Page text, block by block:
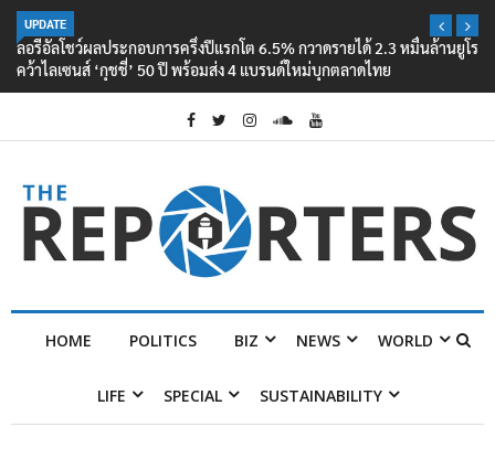
UPDATE
ลอรีอัลโชว์ผลประกอบการครึ่งปีแรกโต 6.5% กวาดรายได้ 2.3 หมื่นล้านยูโร
คว้าไลเซนส์ ‘กุชชี่’ 50 ปี พร้อมส่ง 4 แบรนด์ใหม่บุกตลาดไทย
HOME POLITICS BIZ NEWS WORLD
LIFE SPECIAL SUSTAINABILITY